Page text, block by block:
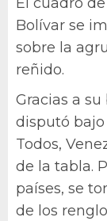
Bolívar se
sobre la
reñido.
Gracias a
disputó
Todos,
de la tabla.
países, se
de los